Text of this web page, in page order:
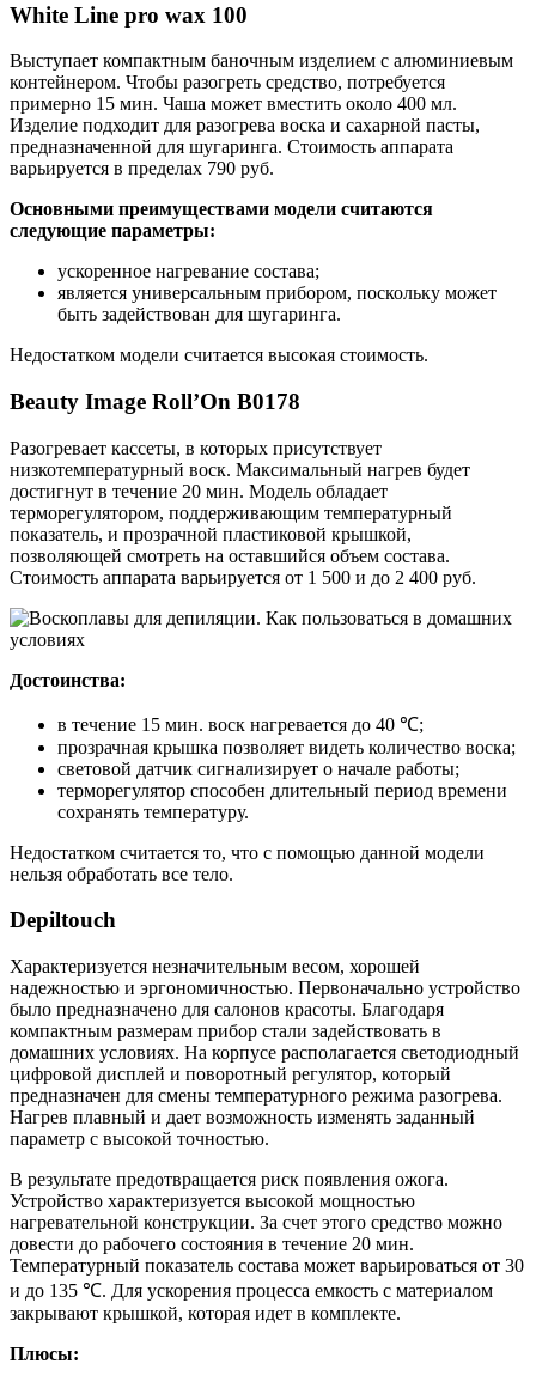
White Line pro wax 100
Выступает компактным баночным изделием с алюминиевым
контейнером. Чтобы разогреть средство, потребуется
примерно 15 мин. Чаша может вместить около 400 мл.
Изделие подходит для разогрева воска и сахарной пасты,
предназначенной для шугаринга. Стоимость аппарата
варьируется в пределах 790 руб.
Основными преимуществами модели считаются
следующие параметры:
ускоренное нагревание состава;
является универсальным прибором, поскольку может
быть задействован для шугаринга.
Недостатком модели считается высокая стоимость.
Beauty Image Roll’On B0178
Разогревает кассеты, в которых присутствует
низкотемпературный воск. Максимальный нагрев будет
достигнут в течение 20 мин. Модель обладает
терморегулятором, поддерживающим температурный
показатель, и прозрачной пластиковой крышкой,
позволяющей смотреть на оставшийся объем состава.
Стоимость аппарата варьируется от 1 500 и до 2 400 руб.
Достоинства:
в течение 15 мин. воск нагревается до 40 ℃;
прозрачная крышка позволяет видеть количество воска;
световой датчик сигнализирует о начале работы;
терморегулятор способен длительный период времени
сохранять температуру.
Недостатком считается то, что с помощью данной модели
нельзя обработать все тело.
Depiltouch
Характеризуется незначительным весом, хорошей
надежностью и эргономичностью. Первоначально устройство
было предназначено для салонов красоты. Благодаря
компактным размерам прибор стали задействовать в
домашних условиях. На корпусе располагается светодиодный
цифровой дисплей и поворотный регулятор, который
предназначен для смены температурного режима разогрева.
Нагрев плавный и дает возможность изменять заданный
параметр с высокой точностью.
В результате предотвращается риск появления ожога.
Устройство характеризуется высокой мощностью
нагревательной конструкции. За счет этого средство можно
довести до рабочего состояния в течение 20 мин.
Температурный показатель состава может варьироваться от 30
и до 135 ℃. Для ускорения процесса емкость с материалом
закрывают крышкой, которая идет в комплекте.
Плюсы: